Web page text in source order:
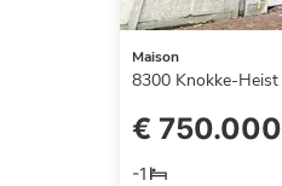
Maison
8300 Knokke-Heist
€ 750.000
-1